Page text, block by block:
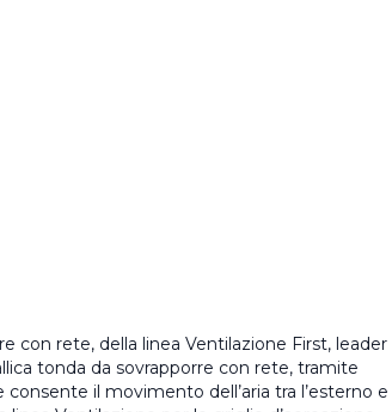
con rete, della linea Ventilazione First, leader
tonda da sovrapporre con rete, tramite
il movimento dell’aria tra l’esterno e